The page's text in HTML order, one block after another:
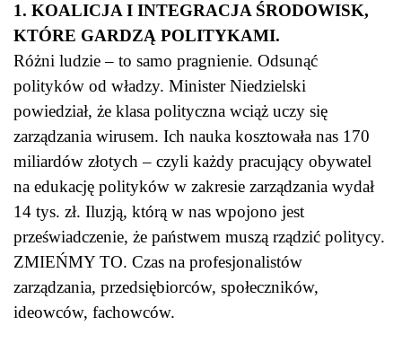
1. KOALICJA I INTEGRACJA ŚRODOWISK,
KTÓRE GARDZĄ POLITYKAMI.
Różni ludzie – to samo pragnienie. Odsunąć
polityków od władzy. Minister Niedzielski
powiedział, że klasa polityczna wciąż uczy się
zarządzania wirusem. Ich nauka kosztowała nas 170
miliardów złotych – czyli każdy pracujący obywatel
na edukację polityków w zakresie zarządzania wydał
14 tys. zł. Iluzją, którą w nas wpojono jest
przeświadczenie, że państwem muszą rządzić politycy.
ZMIEŃMY TO. Czas na profesjonalistów
zarządzania, przedsiębiorców, społeczników,
ideowców, fachowców.